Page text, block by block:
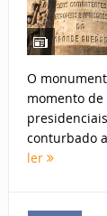
O
momento
conturbado
ler